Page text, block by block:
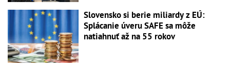
Slovensko si berie miliardy z EÚ:
Splácanie úveru SAFE sa môže
natiahnuť až na 55 rokov